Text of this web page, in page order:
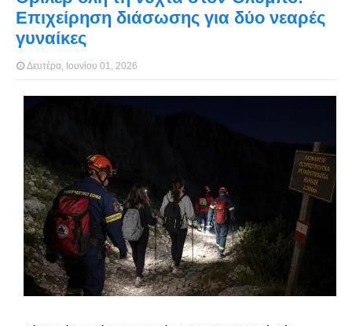
Επιχείρηση διάσωσης για δύο νεαρές
γυναίκες
Δευτέρα, Ιουνίου 01, 2026